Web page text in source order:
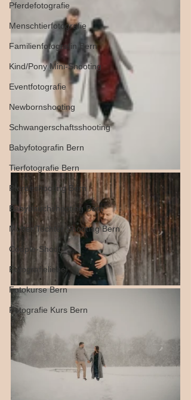
Pferdefotografie
Menschtierfotografie
Familienfotografin Bern
Kind/Pony Mini-Shooting
Eventfotografie
Newbornshooting
Schwangerschaftsshooting
Babyfotografin Bern
Tierfotografie Bern
Pferdeshooting Bern
Babybauchshooting Bern
Mutter/Tochter Shooting Bern
Couple-Shoot
Fotografieliebe
Fotokurse Bern
Fotografie Kurs Bern